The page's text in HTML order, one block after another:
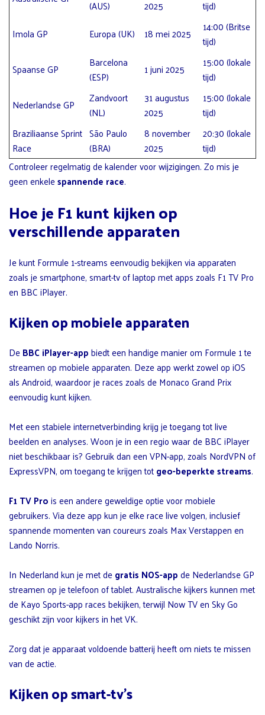
(AUS) 2025
tijd)
Imola GP
Europa (UK) 18 mei 2025
14:00 (Britse
tijd)
Spaanse GP
Barcelona
(ESP)
1 juni 2025
15:00 (lokale
tijd)
Nederlandse GP
Zandvoort
(NL)
31 augustus
2025
15:00 (lokale
tijd)
Braziliaanse Sprint
Race
São Paulo
(BRA)
8 november
2025
20:30 (lokale
tijd)
Controleer regelmatig de kalender voor wijzigingen. Zo mis je
geen enkelespannende race.
Hoe je F1 kunt kijken op
verschillende apparaten
Je kunt Formule 1-streams eenvoudig bekijken via apparaten
zoals je smartphone, smart-tv of laptop met apps zoals F1 TV Pro
en BBC iPlayer.
Kijken op mobiele apparaten
DeBBC iPlayer-appbiedt een handige manier om Formule 1 te
streamen op mobiele apparaten. Deze app werkt zowel op iOS
als Android, waardoor je races zoals de Monaco Grand Prix
eenvoudig kunt kijken.
Met een stabiele internetverbinding krijg je toegang tot live
beelden en analyses. Woon je in een regio waar de BBC iPlayer
niet beschikbaar is? Gebruik dan een VPN-app, zoals NordVPN of
ExpressVPN, om toegang te krijgen totgeo-beperkte streams.
F1 TV Prois een andere geweldige optie voor mobiele
gebruikers. Via deze app kun je elke race live volgen, inclusief
spannende momenten van coureurs zoals Max Verstappen en
Lando Norris.
In Nederland kun je met degratis NOS-appde Nederlandse GP
streamen op je telefoon of tablet. Australische kijkers kunnen met
de Kayo Sports-app races bekijken, terwijl Now TV en Sky Go
geschikt zijn voor kijkers in het VK.
Zorg dat je apparaat voldoende batterij heeft om niets te missen
van de actie.
Kijken op smart-tv’s